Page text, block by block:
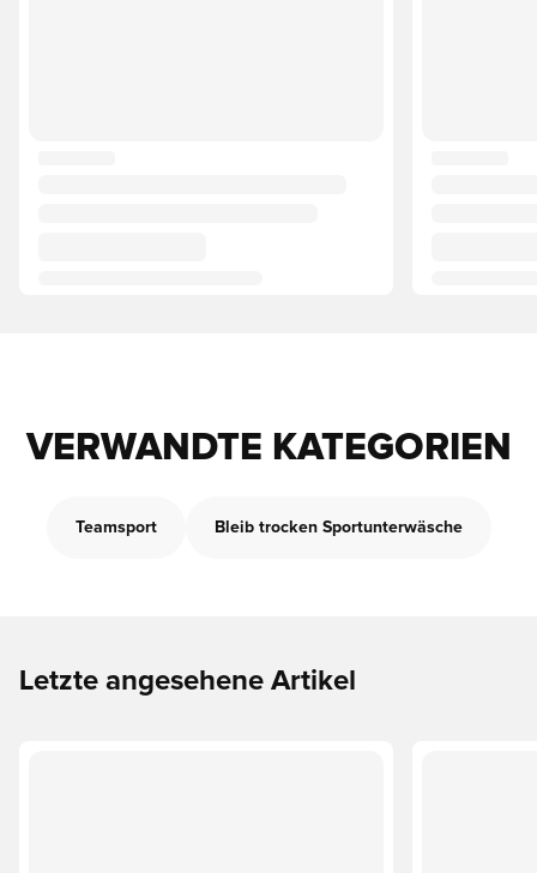
VERWANDTE KATEGORIEN
Teamsport Bleib trocken Sportunterwäsche
Letzte angesehene Artikel